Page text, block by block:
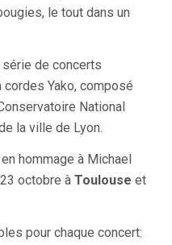
le tout dans un
série de concerts
cordes Yako, composé
National
la ville de Lyon.
en hommage à Michael
octobre à Toulouse et
pour chaque concert: